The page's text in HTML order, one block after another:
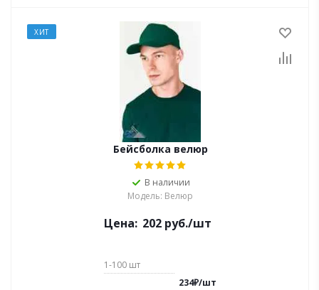
ХИТ
Бейсболка велюр
В наличии
Модель: Велюр
Цена: 202 руб./шт
1-100 шт
234₽/шт